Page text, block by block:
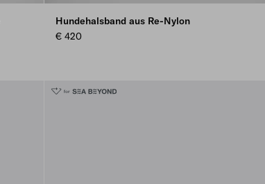
Hundehalsband aus Re-Nylon
€ 420